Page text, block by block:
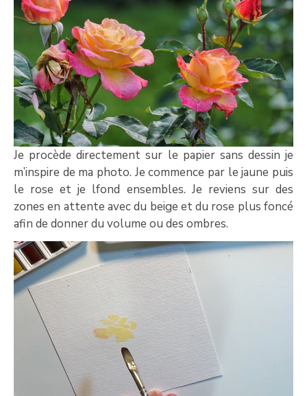
Je procède directement sur le papier sans dessin je
m’inspire de ma photo. Je commence par le jaune puis
le rose et je lfond ensembles. Je reviens sur des
zones en attente avec du beige et du rose plus foncé
afin de donner du volume ou des ombres.